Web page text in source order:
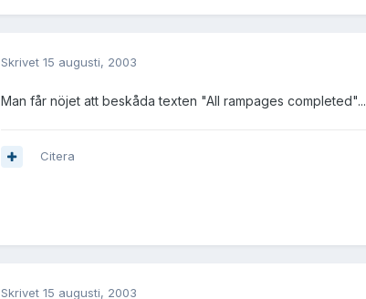
Skrivet 15 augusti, 2003
Man får nöjet att beskåda texten "All rampages completed"...
Citera
Skrivet 15 augusti, 2003